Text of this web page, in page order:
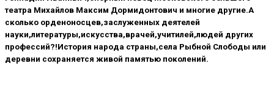
театра Михайлов Максим Дормидонтович и многие другие.А
сколько орденоносцев,заслуженных деятелей
науки,литературы,искусства,врачей,учитилей,людей других
профессий?!История народа страны,села Рыбной Слободы или
деревни сохраняется живой памятью поколений.